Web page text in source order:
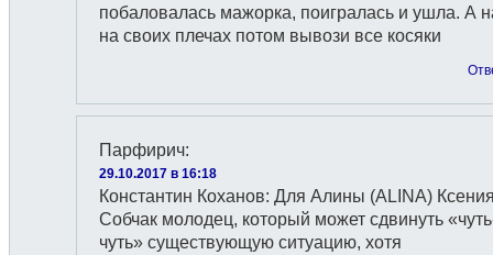
побаловалась мажорка, поигралась и ушла. А
на своих плечах потом вывози все косяки
Парфирич:
29.10.2017 в 16:18
Константин Коханов: Для Алины (ALINA)
Собчак молодец, который может сдвинуть
чуть» существующую ситуацию, хотя